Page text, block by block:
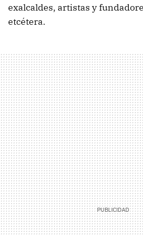
exalcaldes, artistas y
etcétera.